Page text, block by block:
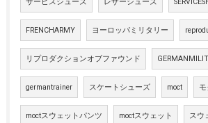
FRENCHARMY ヨーロッパミリタリー
リプロダクションオブファウンド
germantrainer スケートシューズ moct モ
moctスウェットパンツ moctスウェット スウ